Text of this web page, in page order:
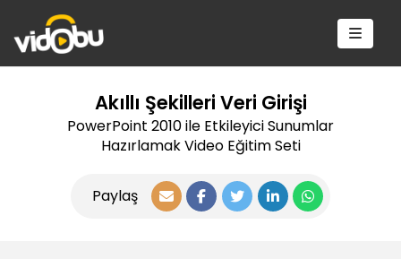
Akıllı Şekilleri Veri Girişi
PowerPoint 2010 ile Etkileyici Sunumlar
Hazırlamak Video Eğitim Seti
Paylaş